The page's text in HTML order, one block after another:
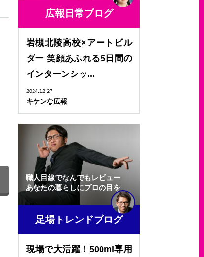
広報日常ブログ
岩槻北陵高校×アートビル
ダー 笑顔あふれる5日間の
インターンシッ...
2024.12.27
キケンな広報
職人目線でなんでもレビュー
あなたの暮らしにプロの目を
足場トレンドブログ
現場で大活躍！500ml専用